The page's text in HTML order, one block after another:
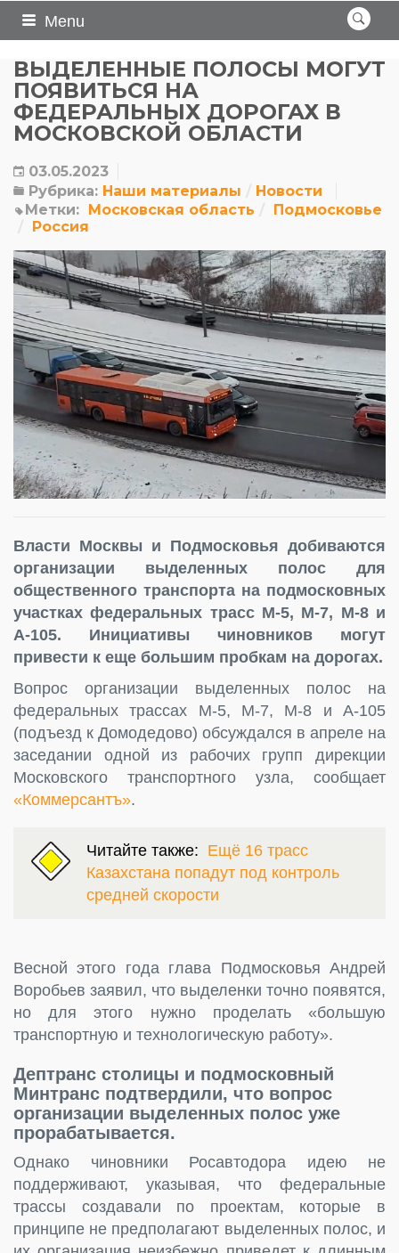
Menu
ВЫДЕЛЕННЫЕ ПОЛОСЫ МОГУТ
ПОЯВИТЬСЯ НА
ФЕДЕРАЛЬНЫХ ДОРОГАХ В
МОСКОВСКОЙ ОБЛАСТИ
03.05.2023
Рубрика: Наши материалы
Новости
Метки: Московская область
Подмосковье
Россия
Власти Москвы и Подмосковья добиваются
организации выделенных полос для
общественного транспорта на подмосковных
участках федеральных трасс М-5, М-7, М-8 и
А-105. Инициативы чиновников могут
привести к еще большим пробкам на дорогах.
Вопрос организации выделенных полос на
федеральных трассах М-5, М-7, М-8 и А-105
(подъезд к Домодедово) обсуждался в апреле на
заседании одной из рабочих групп дирекции
Московского транспортного узла, сообщает
«Коммерсантъ».
Читайте также: Ещё 16 трасс
Казахстана попадут под контроль
средней скорости
Весной этого года глава Подмосковья Андрей
Воробьев заявил, что выделенки точно появятся,
но для этого нужно проделать «большую
транспортную и технологическую работу».
Дептранс столицы и подмосковный
Минтранс подтвердили, что вопрос
организации выделенных полос уже
прорабатывается.
Однако чиновники Росавтодора идею не
поддерживают, указывая, что
федеральные
трассы создавали по проектам, которые в
принципе не предполагают выделенных полос, и